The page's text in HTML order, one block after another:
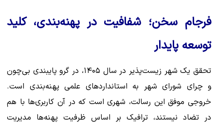
فرجام سخن؛ شفافیت در پهنه‌بندی، کلید
توسعه پایدار
تحقق یک شهر زیست‌پذیر در سال ۱۴۰۵، در گرو پایبندی بی‌چون
و چرای شورای شهر به استانداردهای علمی پهنه‌بندی است.
خروجی موفق این رسالت، شهری است که در آن کاربری‌ها با هم
در تضاد نیستند، ترافیک بر اساس ظرفیت پهنه‌ها مدیریت